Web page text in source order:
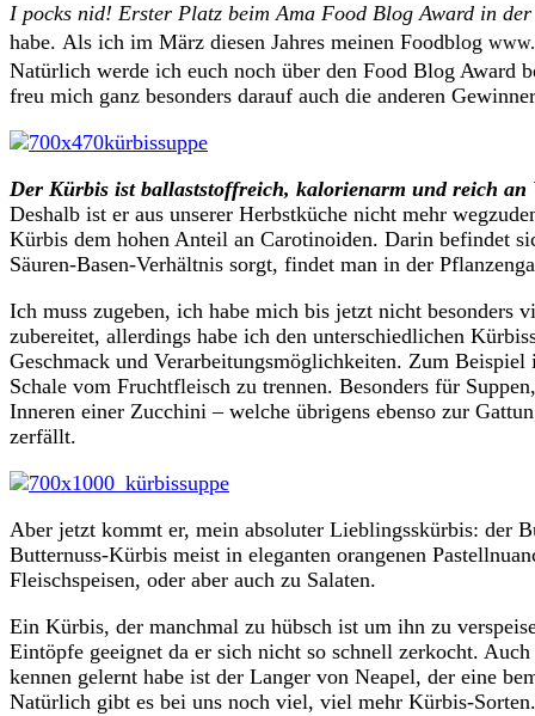
I pocks nid! Erster Platz beim Ama Food Blog Award in
habe. Als ich im März diesen Jahres meinen Foodblog
Natürlich werde ich euch noch über den Food Blog Award
freu mich ganz besonders darauf auch die anderen
Der Kürbis ist ballaststoffreich, kalorienarm und reich an
Deshalb ist er aus unserer Herbstküche nicht mehr
Kürbis dem hohen Anteil an Carotinoiden. Darin befindet
Säuren-Basen-Verhältnis sorgt, findet man in der
Ich muss zugeben, ich habe mich bis jetzt nicht besonders
zubereitet, allerdings habe ich den unterschiedlichen
Geschmack und Verarbeitungsmöglichkeiten. Zum
Schale vom Fruchtfleisch zu trennen. Besonders für
Inneren einer Zucchini – welche übrigens ebenso zur
zerfällt.
Aber jetzt kommt er, mein absoluter Lieblingsskürbis: der
Butternuss-Kürbis meist in eleganten orangenen
Fleischspeisen, oder aber auch zu Salaten.
Ein Kürbis, der manchmal zu hübsch ist um ihn zu
Eintöpfe geeignet da er sich nicht so schnell zerkocht.
kennen gelernt habe ist der Langer von Neapel, der eine
Natürlich gibt es bei uns noch viel, viel mehr Kürbis-